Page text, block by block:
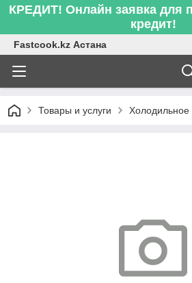
КРЕДИТ! Онлайн заявка для
кредит!
Fastcook.kz Астана
Товары и услуги Холодильное